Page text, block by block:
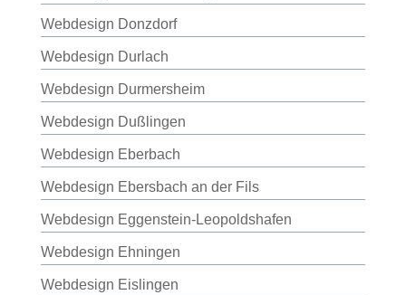
Webdesign Donzdorf
Webdesign Durlach
Webdesign Durmersheim
Webdesign Dußlingen
Webdesign Eberbach
Webdesign Ebersbach an der Fils
Webdesign Eggenstein-Leopoldshafen
Webdesign Ehningen
Webdesign Eislingen